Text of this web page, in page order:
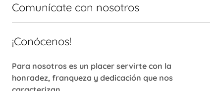
Comunícate con nosotros
¡Conócenos!
Para nosotros es un placer servirte con la
honradez, franqueza y dedicación que nos